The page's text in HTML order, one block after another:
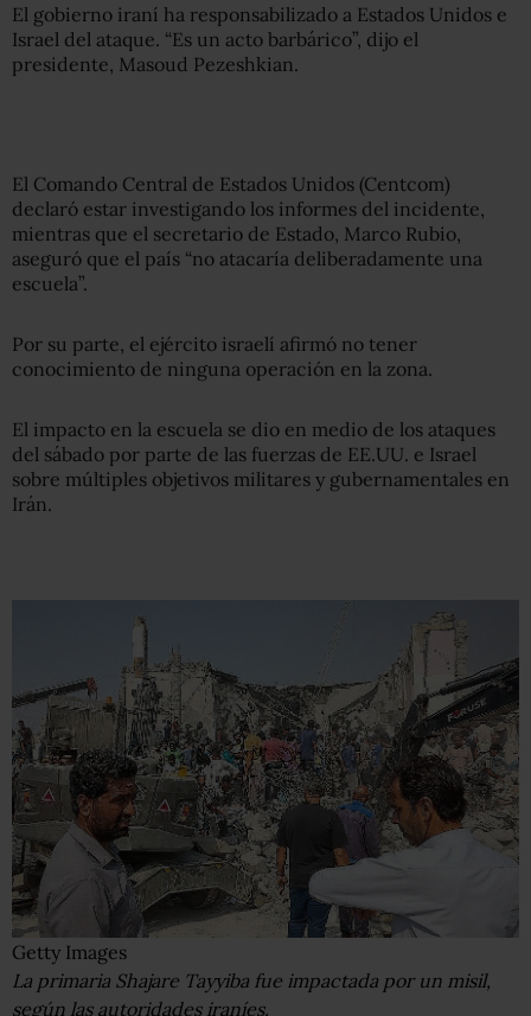
El gobierno iraní ha responsabilizado a Estados Unidos e
Israel del ataque. “Es un acto barbárico”, dijo el
presidente, Masoud Pezeshkian.
El Comando Central de Estados Unidos (Centcom)
declaró estar investigando los informes del incidente,
mientras que el secretario de Estado, Marco Rubio,
aseguró que el país “no atacaría deliberadamente una
escuela”.
Por su parte, el ejército israelí afirmó no tener
conocimiento de ninguna operación en la zona.
El impacto en la escuela se dio en medio de los ataques
del sábado por parte de las fuerzas de EE.UU. e Israel
sobre múltiples objetivos militares y gubernamentales en
Irán.
Getty Images
La primaria Shajare Tayyiba fue impactada por un misil,
según las autoridades iraníes.